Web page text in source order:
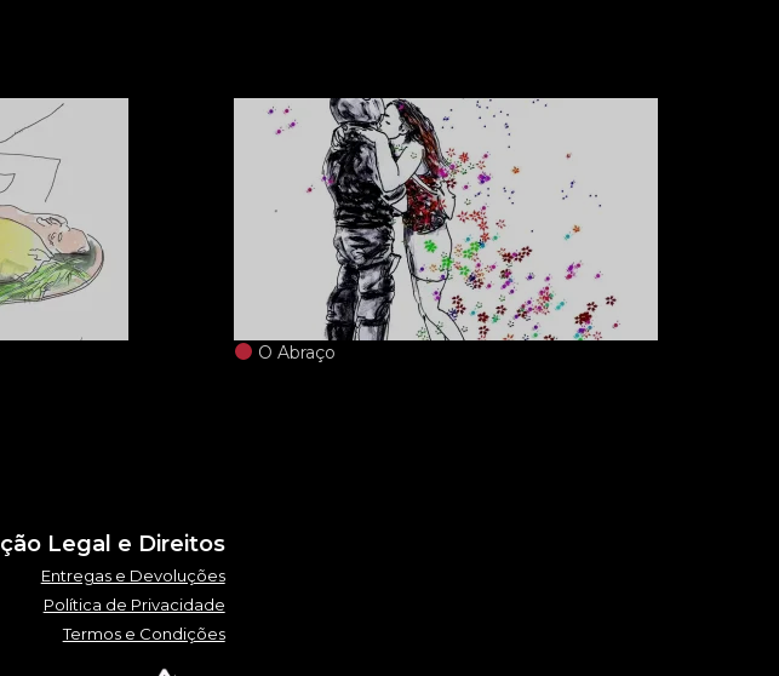
O Abraço
Legal e Direitos
Entregas e Devoluções
Política de Privacidade
Termos e Condições